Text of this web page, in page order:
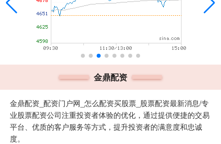
金鼎配资
金鼎配资_配资门户网_怎么配资买股票_股票配资最新消息/专
业股票配资公司注重投资者体验的优化，通过提供便捷的交易
平台、优质的客户服务等方式，提升投资者的满意度和忠诚
度。